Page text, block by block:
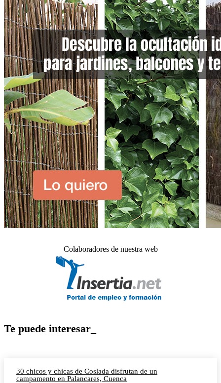
Colaboradores de nuestra web
Te puede interesar_
30 chicos y chicas de Coslada disfrutan de un
campamento en Palancares, Cuenca